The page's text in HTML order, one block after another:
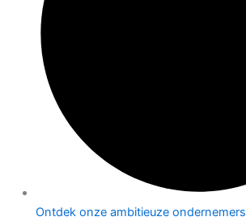
Ontdek onze ambitieuze ondernemers